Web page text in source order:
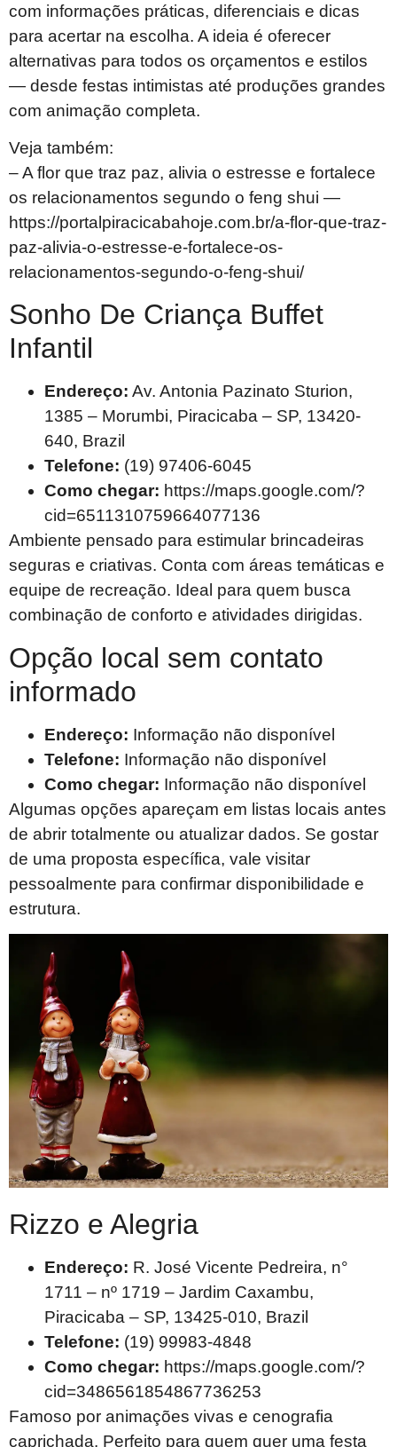
com informações práticas, diferenciais e dicas
para acertar na escolha. A ideia é oferecer
alternativas para todos os orçamentos e estilos
— desde festas intimistas até produções grandes
com animação completa.
Veja também:
– A flor que traz paz, alivia o estresse e fortalece
os relacionamentos segundo o feng shui —
https://portalpiracicabahoje.com.br/a-flor-que-traz-
paz-alivia-o-estresse-e-fortalece-os-
relacionamentos-segundo-o-feng-shui/
Sonho De Criança Buffet
Infantil
Endereço: Av. Antonia Pazinato Sturion,
1385 – Morumbi, Piracicaba – SP, 13420-
640, Brazil
Telefone: (19) 97406-6045
Como chegar: https://maps.google.com/?
cid=6511310759664077136
Ambiente pensado para estimular brincadeiras
seguras e criativas. Conta com áreas temáticas e
equipe de recreação. Ideal para quem busca
combinação de conforto e atividades dirigidas.
Opção local sem contato
informado
Endereço: Informação não disponível
Telefone: Informação não disponível
Como chegar: Informação não disponível
Algumas opções apareçam em listas locais antes
de abrir totalmente ou atualizar dados. Se gostar
de uma proposta específica, vale visitar
pessoalmente para confirmar disponibilidade e
estrutura.
Rizzo e Alegria
Endereço: R. José Vicente Pedreira, n°
1711 – nº 1719 – Jardim Caxambu,
Piracicaba – SP, 13425-010, Brazil
Telefone: (19) 99983-4848
Como chegar: https://maps.google.com/?
cid=3486561854867736253
Famoso por animações vivas e cenografia
caprichada. Perfeito para quem quer uma festa